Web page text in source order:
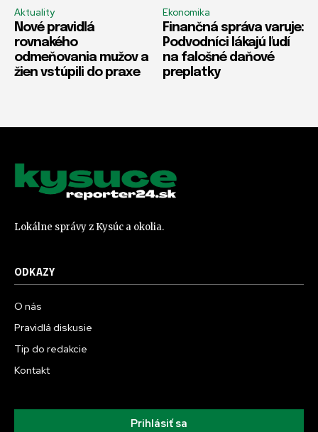
Aktuality
Nové pravidlá
rovnakého
odmeňovania mužov a
žien vstúpili do praxe
Ekonomika
Finančná správa varuje:
Podvodníci lákajú ľudí
na falošné daňové
preplatky
Lokálne správy z Kysúc a okolia.
ODKAZY
O nás
Pravidlá diskusie
Tip do redakcie
Kontakt
Prihlásiť sa